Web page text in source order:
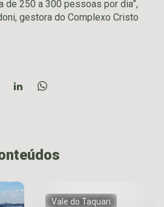
de 250 a 300 pessoas por dia”,
gestora do Complexo Cristo
Vale do Taquari